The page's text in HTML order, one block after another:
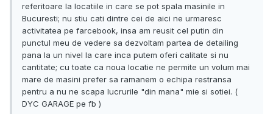
referitoare la locatiile in care se pot spala masinile in
Bucuresti; nu stiu cati dintre cei de aici ne urmaresc
activitatea pe farcebook, insa am reusit cel putin din
punctul meu de vedere sa dezvoltam partea de detailing
pana la un nivel la care inca putem oferi calitate si nu
cantitate; cu toate ca noua locatie ne permite un volum mai
mare de masini prefer sa ramanem o echipa restransa
pentru a nu ne scapa lucrurile "din mana" mie si sotiei. (
DYC GARAGE pe fb )